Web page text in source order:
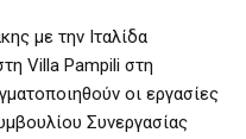
με την Ιταλίδα
Villa Pampili στη
οι εργασίες
Συνεργασίας